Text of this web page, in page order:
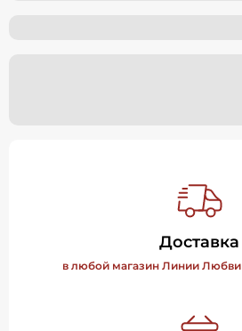
Доставка
в любой магазин Линии Любви